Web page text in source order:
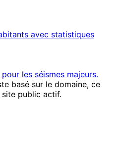
avec statistiques
les séismes majeurs.
basé sur le domaine, ce
public actif.